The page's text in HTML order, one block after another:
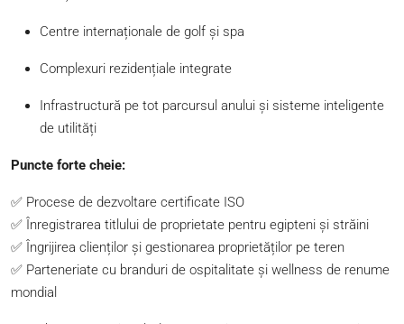
Centre internaționale de golf și spa
Complexuri rezidențiale integrate
Infrastructură pe tot parcursul anului și sisteme inteligente
de utilități
Puncte forte cheie:
✅ Procese de dezvoltare certificate ISO
✅ Înregistrarea titlului de proprietate pentru egipteni și străini
✅ Îngrijirea clienților și gestionarea proprietăților pe teren
✅ Parteneriate cu branduri de ospitalitate și wellness de renume
mondial